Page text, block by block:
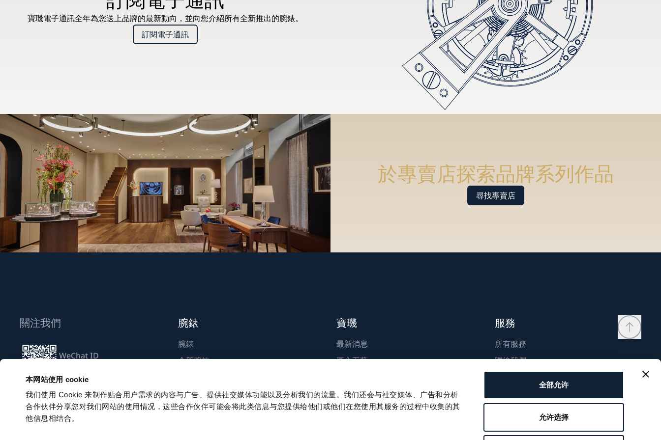
本网站使用 cookie
我们使用 Cookie 来制作贴合用户需求的内容与广告、提供社交媒体功能以及分析我们的流量。我们还会与社交媒体、广告和分析
合作伙伴分享您对我们网站的使用情况，这些合作伙伴可能会将此类信息与您提供给他们或他们在您使用其服务的过程中收集的其
他信息相结合。
全部允许
允许选择
寶璣電子通訊全年為您送上品牌的最新動向，並向您介紹所有全新推出的腕錶。
訂閱電子通訊
於專賣店探索品牌系列作品
尋找專賣店
關注我們
WeChat ID
訂閱電子通訊
腕錶
腕錶
全新腕錶
寶璣
最新消息
匠心工藝
永續發展
職涯發展
服務
所有服務
聯絡我們